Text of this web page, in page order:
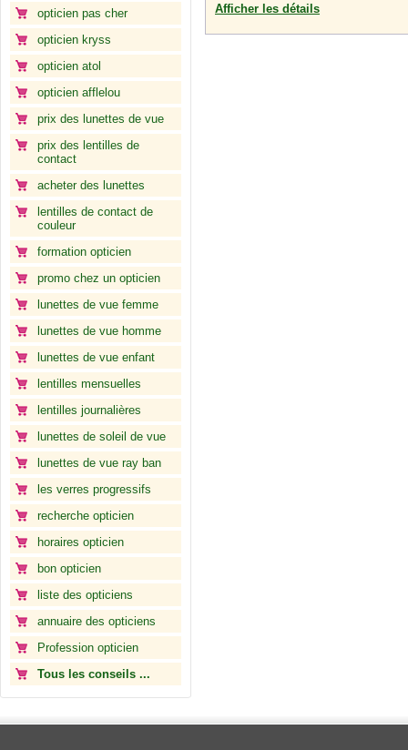
opticien pas cher
opticien kryss
opticien atol
opticien afflelou
prix des lunettes de vue
prix des lentilles de
contact
acheter des lunettes
lentilles de contact de
couleur
formation opticien
promo chez un opticien
lunettes de vue femme
lunettes de vue homme
lunettes de vue enfant
lentilles mensuelles
lentilles journalières
lunettes de soleil de vue
lunettes de vue ray ban
les verres progressifs
recherche opticien
horaires opticien
bon opticien
liste des opticiens
annuaire des opticiens
Profession opticien
Tous les conseils ...
Afficher les détails